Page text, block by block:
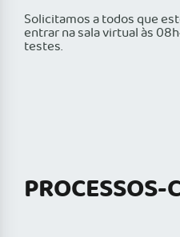
Solicitamos a todos que
entrar na sala virtual às
testes.
PROCESSOS-